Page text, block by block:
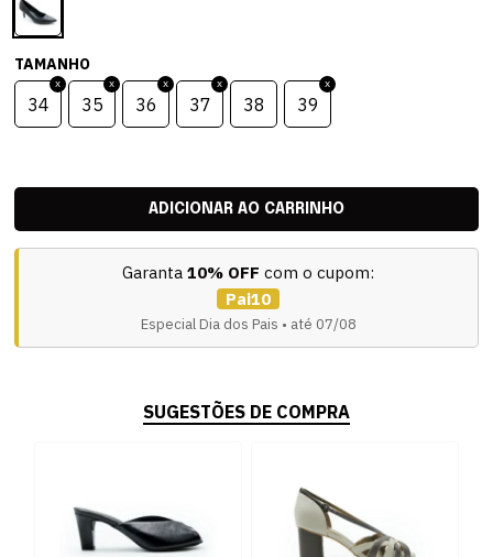
TAMANHO
34 35 36 37 38 39
Garanta 10% OFF com o cupom:
Pai10
Especial Dia dos Pais • até 07/08
SUGESTÕES DE COMPRA